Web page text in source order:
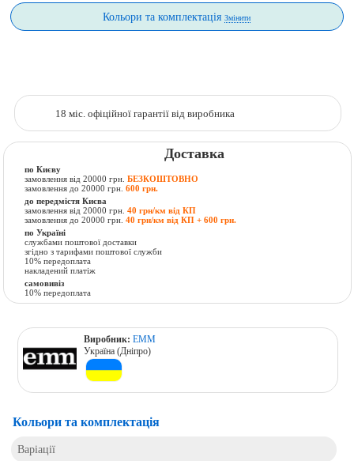
Кольори та комплектаціяЗмінити
18 міс. офіційної гарантії від виробника
Доставка
по Києву
замовлення від 20000 грн.БЕЗКОШТОВНО
замовлення до 20000 грн.600 грн.
до передмістя Києва
замовлення від 20000 грн.40 грн/км від КП
замовлення до 20000 грн.40 грн/км від КП + 600 грн.
по Україні
службами поштової доставки
згідно з тарифами поштової служби
10% передоплата
накладений платіж
самовивіз
10% передоплата
Виробник:ЕММ
Україна (Дніпро)
Кольори та комплектація
Варіації